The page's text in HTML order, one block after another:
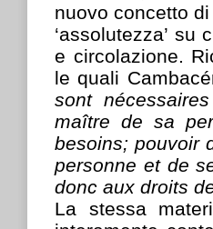
nuovo concetto
‘assolutezza’
e circolazione.
le quali
sont
maître de sa
besoins; pouvoir
personne et de
donc aux droits
La stessa